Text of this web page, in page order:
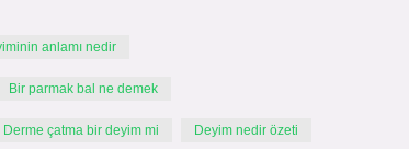
anlamı nedir
Bir parmak bal ne demek
Derme çatma bir deyim mi Deyim nedir özeti